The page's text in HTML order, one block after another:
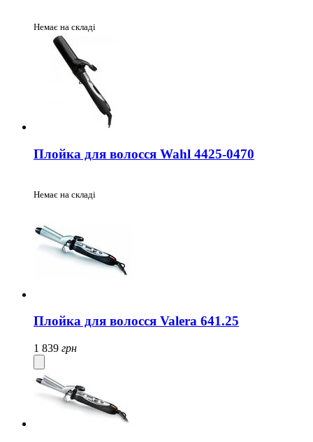
Немає на складі
Плойка для волосся Wahl 4425-0470
Немає на складі
Плойка для волосся Valera 641.25
1 839 грн